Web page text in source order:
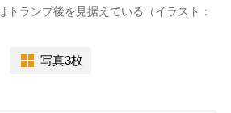
トランプ後を見据えている（イラスト：
写真3枚